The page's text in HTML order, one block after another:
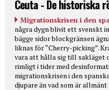
Ceuta - De historiska
Migrationskrisen i den
några dygn blivit ett svenskt
bägge sidor blockgränsen
liknas för “Cherry-picking”.
vara att hålla sig till sakläget
rimligt i tider med
migrationskrisen i den
djupare än vad som är allmänt